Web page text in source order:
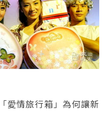
愛情旅行箱」為何讓新